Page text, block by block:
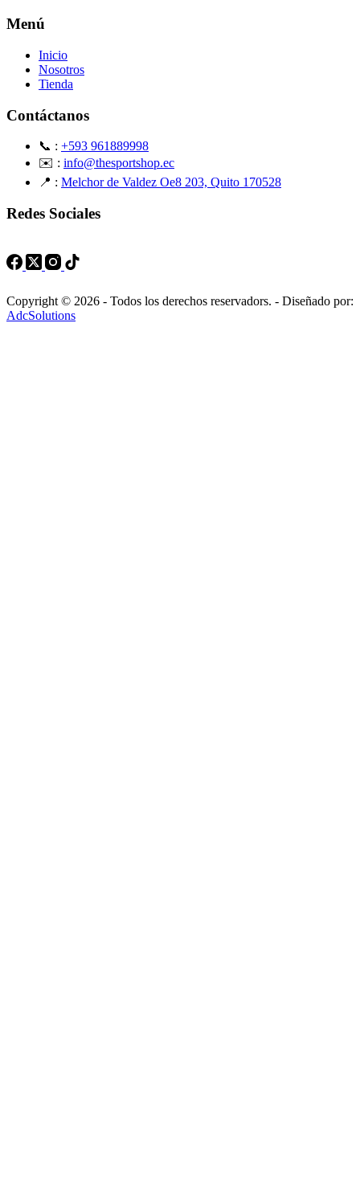
Menú
Inicio
Nosotros
Tienda
Contáctanos
📞 : +593 961889998
✉️ : info@thesportshop.ec
📍 : Melchor de Valdez Oe8 203, Quito 170528
Redes Sociales
Copyright © 2026 - Todos los derechos reservadors. - Diseñado por:
AdcSolutions